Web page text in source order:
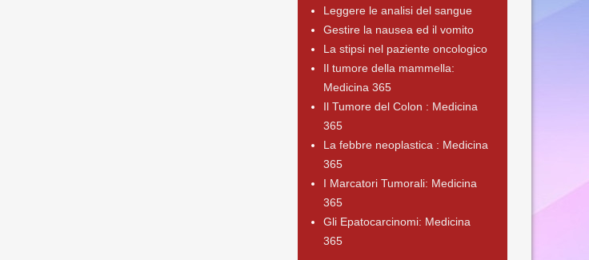
Leggere le analisi del sangue
Gestire la nausea ed il vomito
La stipsi nel paziente oncologico
Il tumore della mammella:
Medicina 365
Il Tumore del Colon : Medicina
365
La febbre neoplastica : Medicina
365
I Marcatori Tumorali: Medicina
365
Gli Epatocarcinomi: Medicina
365